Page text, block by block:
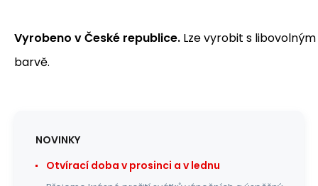
Vyrobeno v České republice. Lze vyrobit s
barvě.
NOVINKY
Otvírací doba v prosinci a v lednu